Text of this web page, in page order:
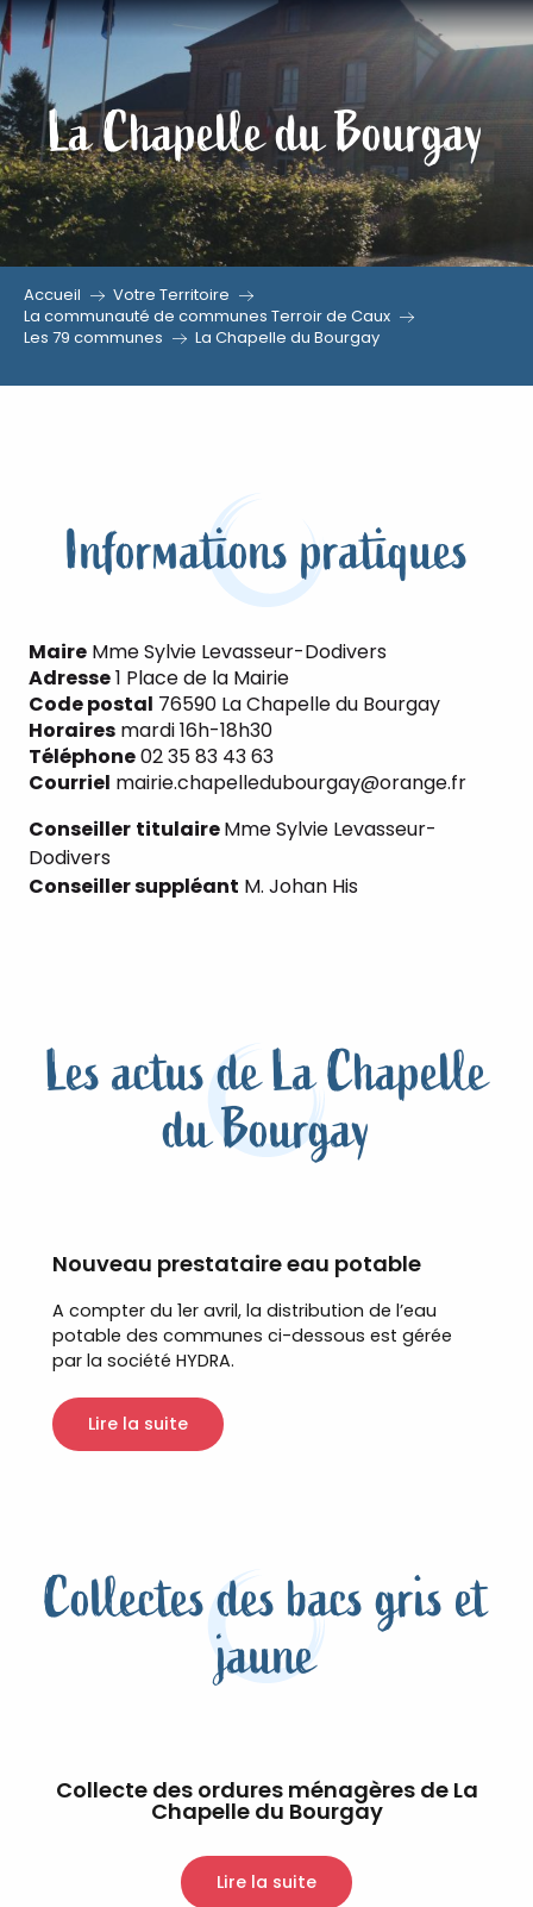
Aller
au
contenu
principalLa Chapelle du Bourgay
Accueil
Votre Territoire
La communauté de communes Terroir de Caux
Les 79 communes
La Chapelle du Bourgay
Informations pratiques
Maire Mme Sylvie Levasseur-Dodivers
Adresse1 Place de la Mairie
Code postal 76590 La Chapelle du Bourgay
Horaires mardi 16h-18h30
Téléphone02 35 83 43 63
Courriel mairie.chapelledubourgay@orange.fr
Conseiller titulaireMme Sylvie Levasseur-
Dodivers
Conseiller suppléant M. Johan His
Les actus de La Chapelle
du Bourgay
Nouveau prestataire eau potable
A compter du 1er avril, la distribution de l’eau
potable des communes ci-dessous est gérée
par la société HYDRA.
Lire la suite
Collectes des bacs gris et
jaune
Collecte des ordures ménagères de La
Chapelle du Bourgay
Lire la suite